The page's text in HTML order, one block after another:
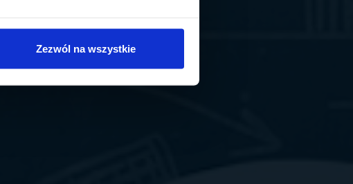
Zezwól na wszystkie